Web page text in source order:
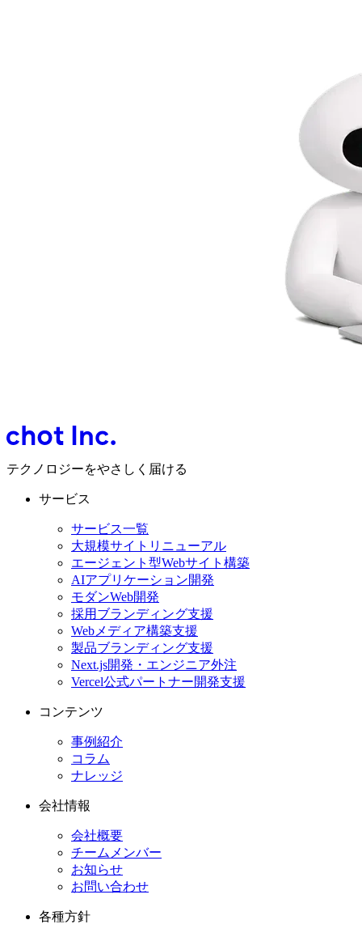
テクノロジーをやさしく届ける
サービス
サービス一覧
大規模サイトリニューアル
エージェント型Webサイト構築
AIアプリケーション開発
モダンWeb開発
採用ブランディング支援
Webメディア構築支援
製品ブランディング支援
Next.js開発・エンジニア外注
Vercel公式パートナー開発支援
コンテンツ
事例紹介
コラム
ナレッジ
会社情報
会社概要
チームメンバー
お知らせ
お問い合わせ
各種方針